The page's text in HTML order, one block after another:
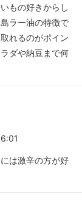
もの好きからし
ラー油の特徴で
れるのがポイン
ダや納豆まで何
は激辛の方が好